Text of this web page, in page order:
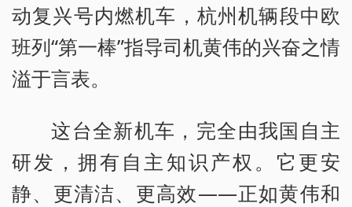
动复兴号内燃机车，杭州机辆段中欧
班列“第一棒”指导司机黄伟的兴奋之情
溢于言表。
这台全新机车，完全由我国自主
研发，拥有自主知识产权。它更安
静、更清洁、更高效——正如黄伟和